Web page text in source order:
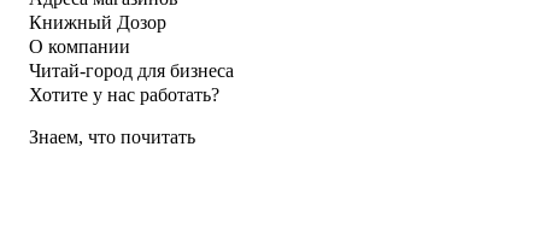
Книжный Дозор
О компании
Читай-город для бизнеса
Хотите у нас работать?
Знаем, что почитать